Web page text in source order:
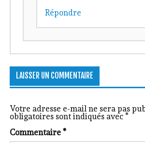
Répondre
LAISSER UN COMMENTAIRE
Votre adresse e-mail ne sera pas
obligatoires sont indiqués avec*
Commentaire*